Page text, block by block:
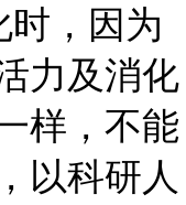
时，因为
力及消化
样，不能
以科研人